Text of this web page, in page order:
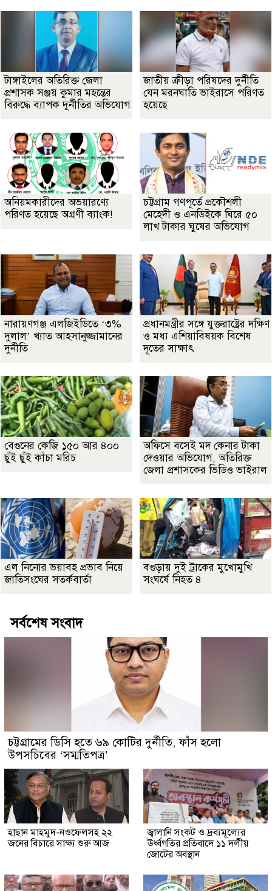
টাঙ্গাইলের অতিরিক্ত জেলা
প্রশাসক সঞ্জয় কুমার মহন্তের
বিরুদ্ধে ব্যাপক দুর্নীতির অভিযোগ
জাতীয় ক্রীড়া পরিষদের দুর্নীতি
যেন মরনঘাতি ভাইরাসে পরিণত
হয়েছে
অনিয়মকারীদের অভয়ারণ্যে
পরিণত হয়েছে অগ্রণী ব্যাংক!
চট্টগ্রাম গণপূর্তে প্রকৌশলী
মেহেদী ও এনডিইকে ঘিরে ৫০
লাখ টাকার ঘুষের অভিযোগ
নারায়ণগঞ্জ এলজিইডিতে ‘৩%
দুলাল’ খ্যাত আহসানুজ্জামানের
দুর্নীতি
প্রধানমন্ত্রীর সঙ্গে যুক্তরাষ্ট্রের দক্ষিণ
ও মধ্য এশিয়াবিষয়ক বিশেষ
দূতের সাক্ষাৎ
বেগুনের কেজি ১৫০ আর ৪০০
ছুঁই ছুঁই কাঁচা মরিচ
অফিসে বসেই মদ কেনার টাকা
দেওয়ার অভিযোগ, অতিরিক্ত
জেলা প্রশাসকের ভিডিও ভাইরাল
এল নিনোর ভয়াবহ প্রভাব নিয়ে
জাতিসংঘের সতর্কবার্তা
বগুড়ায় দুই ট্রাকের মুখোমুখি
সংঘর্ষে নিহত ৪
সর্বশেষ সংবাদ
চট্টগ্রামের ডিসি হতে ৬৯ কোটির দুর্নীতি, ফাঁস হলো
উপসচিবের ‘সম্মতিপত্র’
হাছান মাহমুদ-নওফেলসহ ২২
জনের বিচারে সাক্ষ্য শুরু আজ
জ্বালানি সংকট ও দ্রব্যমূল্যের
ঊর্ধ্বগতির প্রতিবাদে ১১ দলীয়
জোটের অবস্থান